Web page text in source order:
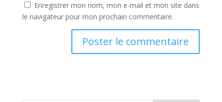
Enregistrer mon nom, mon e-mail et mon site dans
le navigateur pour mon prochain commentaire.